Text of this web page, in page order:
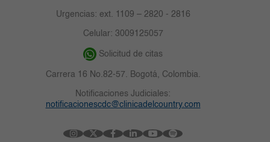
Urgencias: ext. 1109 – 2820 - 2816
Celular: 3009125057
Solicitud de citas
Carrera 16 No.82-57. Bogotá, Colombia.
Notificaciones Judiciales:
notificacionescdc@clinicadelcountry.com